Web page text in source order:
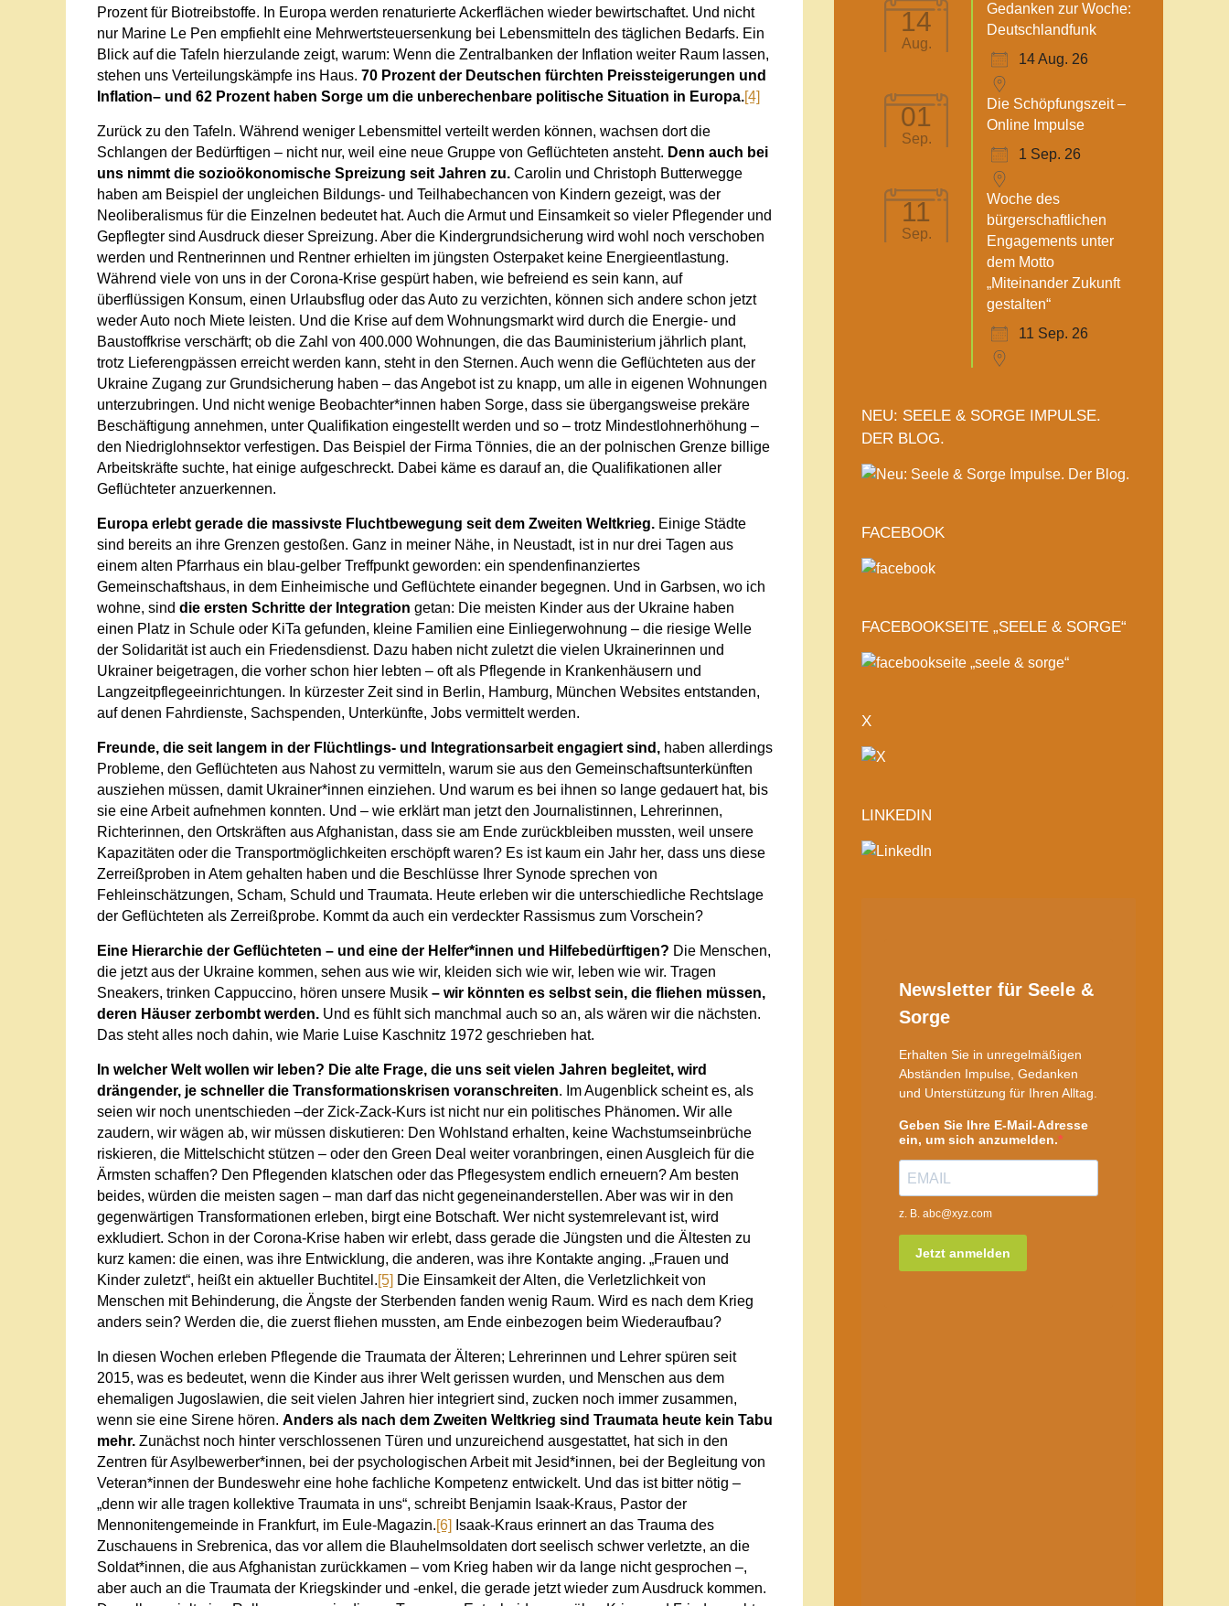
Prozent für Biotreibstoffe. In Europa werden renaturierte Ackerflächen wieder bewirtschaftet. Und nicht
nur Marine Le Pen empfiehlt eine Mehrwertsteuersenkung bei Lebensmitteln des täglichen Bedarfs. Ein
Blick auf die Tafeln hierzulande zeigt, warum: Wenn die Zentralbanken der Inflation weiter Raum lassen,
stehen uns Verteilungskämpfe ins Haus. 70 Prozent der Deutschen fürchten Preissteigerungen und
Inflation– und 62 Prozent haben Sorge um die unberechenbare politische Situation in Europa.[4]
Zurück zu den Tafeln. Während weniger Lebensmittel verteilt werden können, wachsen dort die
Schlangen der Bedürftigen – nicht nur, weil eine neue Gruppe von Geflüchteten ansteht. Denn auch bei
uns nimmt die sozioökonomische Spreizung seit Jahren zu. Carolin und Christoph Butterwegge
haben am Beispiel der ungleichen Bildungs- und Teilhabechancen von Kindern gezeigt, was der
Neoliberalismus für die Einzelnen bedeutet hat. Auch die Armut und Einsamkeit so vieler Pflegender und
Gepflegter sind Ausdruck dieser Spreizung. Aber die Kindergrundsicherung wird wohl noch verschoben
werden und Rentnerinnen und Rentner erhielten im jüngsten Osterpaket keine Energieentlastung.
Während viele von uns in der Corona-Krise gespürt haben, wie befreiend es sein kann, auf
überflüssigen Konsum, einen Urlaubsflug oder das Auto zu verzichten, können sich andere schon jetzt
weder Auto noch Miete leisten. Und die Krise auf dem Wohnungsmarkt wird durch die Energie- und
Baustoffkrise verschärft; ob die Zahl von 400.000 Wohnungen, die das Bauministerium jährlich plant,
trotz Lieferengpässen erreicht werden kann, steht in den Sternen. Auch wenn die Geflüchteten aus der
Ukraine Zugang zur Grundsicherung haben – das Angebot ist zu knapp, um alle in eigenen Wohnungen
unterzubringen. Und nicht wenige Beobachter*innen haben Sorge, dass sie übergangsweise prekäre
Beschäftigung annehmen, unter Qualifikation eingestellt werden und so – trotz Mindestlohnerhöhung –
den Niedriglohnsektor verfestigen. Das Beispiel der Firma Tönnies, die an der polnischen Grenze billige
Arbeitskräfte suchte, hat einige aufgeschreckt. Dabei käme es darauf an, die Qualifikationen aller
Geflüchteter anzuerkennen.
Europa erlebt gerade die massivste Fluchtbewegung seit dem Zweiten Weltkrieg. Einige Städte
sind bereits an ihre Grenzen gestoßen. Ganz in meiner Nähe, in Neustadt, ist in nur drei Tagen aus
einem alten Pfarrhaus ein blau-gelber Treffpunkt geworden: ein spendenfinanziertes
Gemeinschaftshaus, in dem Einheimische und Geflüchtete einander begegnen. Und in Garbsen, wo ich
wohne, sind die ersten Schritte der Integration getan: Die meisten Kinder aus der Ukraine haben
einen Platz in Schule oder KiTa gefunden, kleine Familien eine Einliegerwohnung – die riesige Welle
der Solidarität ist auch ein Friedensdienst. Dazu haben nicht zuletzt die vielen Ukrainerinnen und
Ukrainer beigetragen, die vorher schon hier lebten – oft als Pflegende in Krankenhäusern und
Langzeitpflegeeinrichtungen. In kürzester Zeit sind in Berlin, Hamburg, München Websites entstanden,
auf denen Fahrdienste, Sachspenden, Unterkünfte, Jobs vermittelt werden.
Freunde, die seit langem in der Flüchtlings- und Integrationsarbeit engagiert sind, haben allerdings
Probleme, den Geflüchteten aus Nahost zu vermitteln, warum sie aus den Gemeinschaftsunterkünften
ausziehen müssen, damit Ukrainer*innen einziehen. Und warum es bei ihnen so lange gedauert hat, bis
sie eine Arbeit aufnehmen konnten. Und – wie erklärt man jetzt den Journalistinnen, Lehrerinnen,
Richterinnen, den Ortskräften aus Afghanistan, dass sie am Ende zurückbleiben mussten, weil unsere
Kapazitäten oder die Transportmöglichkeiten erschöpft waren? Es ist kaum ein Jahr her, dass uns diese
Zerreißproben in Atem gehalten haben und die Beschlüsse Ihrer Synode sprechen von
Fehleinschätzungen, Scham, Schuld und Traumata. Heute erleben wir die unterschiedliche Rechtslage
der Geflüchteten als Zerreißprobe. Kommt da auch ein verdeckter Rassismus zum Vorschein?
Eine Hierarchie der Geflüchteten – und eine der Helfer*innen und Hilfebedürftigen? Die Menschen,
die jetzt aus der Ukraine kommen, sehen aus wie wir, kleiden sich wie wir, leben wie wir. Tragen
Sneakers, trinken Cappuccino, hören unsere Musik– wir könnten es selbst sein, die fliehen müssen,
deren Häuser zerbombt werden.Und es fühlt sich manchmal auch so an, als wären wir die nächsten.
Das steht alles noch dahin, wie Marie Luise Kaschnitz 1972 geschrieben hat.
In welcher Welt wollen wir leben? Die alte Frage, die uns seit vielen Jahren begleitet, wird
drängender, je schneller die Transformationskrisen voranschreiten. Im Augenblick scheint es, als
seien wir noch unentschieden –der Zick-Zack-Kurs ist nicht nur ein politisches Phänomen.Wir alle
zaudern, wir wägen ab, wir müssen diskutieren: Den Wohlstand erhalten, keine Wachstumseinbrüche
riskieren, die Mittelschicht stützen – oder den Green Deal weiter voranbringen, einen Ausgleich für die
Ärmsten schaffen? Den Pflegenden klatschen oder das Pflegesystem endlich erneuern? Am besten
beides, würden die meisten sagen – man darf das nicht gegeneinanderstellen. Aber was wir in den
gegenwärtigen Transformationen erleben, birgt eine Botschaft. Wer nicht systemrelevant ist, wird
exkludiert. Schon in der Corona-Krise haben wir erlebt, dass gerade die Jüngsten und die Ältesten zu
kurz kamen: die einen, was ihre Entwicklung, die anderen, was ihre Kontakte anging. „Frauen und
Kinder zuletzt“, heißt ein aktueller Buchtitel.[5] Die Einsamkeit der Alten, die Verletzlichkeit von
Menschen mit Behinderung, die Ängste der Sterbenden fanden wenig Raum. Wird es nach dem Krieg
anders sein? Werden die, die zuerst fliehen mussten, am Ende einbezogen beim Wiederaufbau?
In diesen Wochen erleben Pflegende die Traumata der Älteren; Lehrerinnen und Lehrer spüren seit
2015, was es bedeutet, wenn die Kinder aus ihrer Welt gerissen wurden, und Menschen aus dem
ehemaligen Jugoslawien, die seit vielen Jahren hier integriert sind, zucken noch immer zusammen,
wenn sie eine Sirene hören. Anders als nach dem Zweiten Weltkrieg sind Traumata heute kein Tabu
mehr.Zunächst noch hinter verschlossenen Türen und unzureichend ausgestattet, hat sich in den
Zentren für Asylbewerber*innen, bei der psychologischen Arbeit mit Jesid*innen, bei der Begleitung von
Veteran*innen der Bundeswehr eine hohe fachliche Kompetenz entwickelt. Und das ist bitter nötig –
„denn wir alle tragen kollektive Traumata in uns“, schreibt Benjamin Isaak-Kraus, Pastor der
Mennonitengemeinde in Frankfurt, im Eule-Magazin.[6] Isaak-Kraus erinnert an das Trauma des
Zuschauens in Srebrenica, das vor allem die Blauhelmsoldaten dort seelisch schwer verletzte, an die
Soldat*innen, die aus Afghanistan zurückkamen – vom Krieg haben wir da lange nicht gesprochen –,
aber auch an die Traumata der Kriegskinder und -enkel, die gerade jetzt wieder zum Ausdruck kommen.
14
Aug.
Gedanken zur Woche:
Deutschlandfunk
14 Aug. 26
01
Sep.
Die Schöpfungszeit –
Online Impulse
1 Sep. 26
11
Sep.
Woche des
bürgerschaftlichen
Engagements unter
dem Motto
„Miteinander Zukunft
gestalten“
11 Sep. 26
NEU: SEELE & SORGE IMPULSE.
DER BLOG.
FACEBOOK
FACEBOOKSEITE „SEELE & SORGE“
X
LINKEDIN